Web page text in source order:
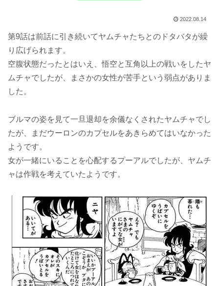
2022.08.14
第9話は前話に引き続いてヤムチャたちとのドタバタが繰
り広げられます。
空腹状態だったとはいえ、悟空と互角以上の戦いをしたヤ
ムチャでしたが、まさかの女性が苦手という弱点がありま
した。
ブルマの姿を見て一旦退却を余儀なくされたヤムチャでし
たが、まだウーロンのカプセルをあきらめてはいなかった
ようです。
女が一緒にいることを心配するプーアルでしたが、ヤムチ
ャは作戦を考えていたようです。